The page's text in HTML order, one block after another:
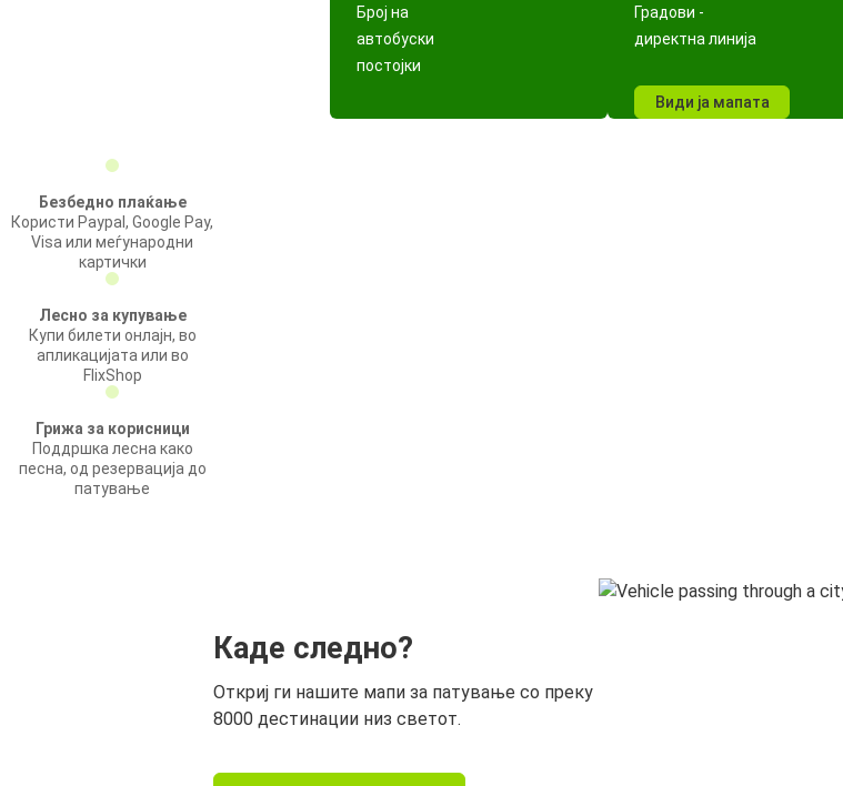
Број на
автобуски
постојки
Градови -
директна линија
Види ја мапата
Безбедно плаќање
Користи Paypal, Google Pay,
Visa или меѓународни
картички
Лесно за купување
Купи билети онлајн, во
апликацијата или во
FlixShop
Грижа за корисници
Поддршка лесна како
песна, од резервација до
патување
Каде следно?
Откриј ги нашите мапи за патување со преку
8000 дестинации низ светот.